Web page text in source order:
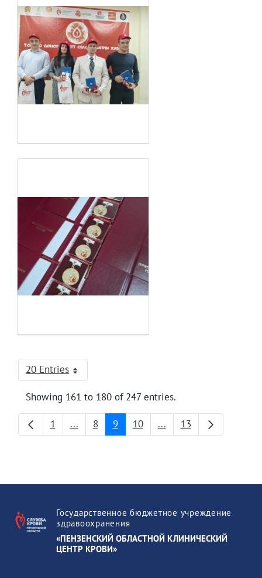
20 Entries
Per Page
Showing 161 to 180 of 247 entries.
Page
1 ...Intermediate Pages
Page
8 Page
9 Page
10 ...Intermediate Pages
Page
13
Государственное бюджетное учреждение
здравоохранения
«ПЕНЗЕНСКИЙ ОБЛАСТНОЙ КЛИНИЧЕСКИЙ
ЦЕНТР КРОВИ»